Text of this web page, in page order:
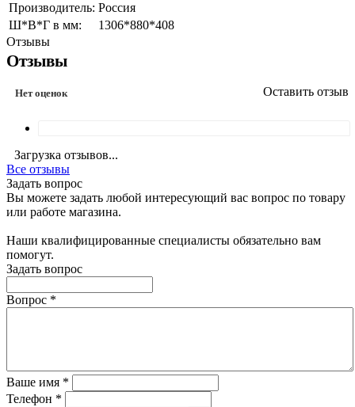
Производитель: Россия
Ш*В*Г в мм:
1306*880*408
Отзывы
Отзывы
Нет оценок Оставить отзыв
Загрузка отзывов...
Все отзывы
Задать вопрос
Вы можете задать любой интересующий вас вопрос по товару
или работе магазина.
Наши квалифицированные специалисты обязательно вам
помогут.
Задать вопрос
Вопрос *
Ваше имя *
Телефон *